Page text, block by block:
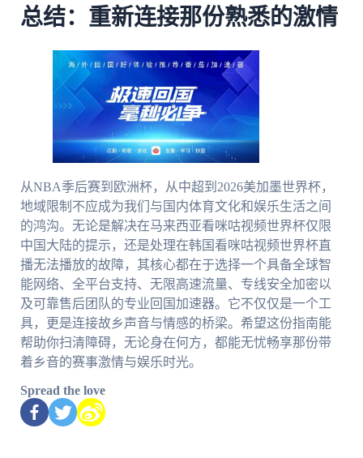
总结：重新连接那份熟悉的激情
从NBA季后赛到欧洲杯，从中超到2026美加墨世界杯，
地域限制不应成为我们与国内体育文化和娱乐生活之间
的鸿沟。无论是解决在马来西亚看咪咕视频世界杯仅限
中国大陆的提示，还是处理在韩国看咪咕视频世界杯直
播无法播放的故障，其核心都在于选择一个具备全球智
能网络、全平台支持、无限高速流量、专线安全加密以
及可靠售后团队的专业回国加速器。它不仅仅是一个工
具，更是连接故乡声音与情感的桥梁。希望这份指南能
帮助你扫清障碍，无论身在何方，都能无忧畅享那份带
着乡音的赛事激情与娱乐时光。
Spread the love